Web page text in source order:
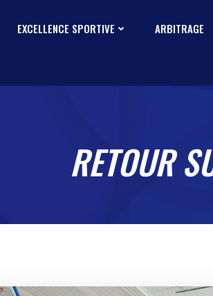
EXCELLENCE SPORTIVE ARBITRAGE
RETOUR